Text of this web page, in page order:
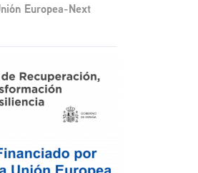
Europea-Next